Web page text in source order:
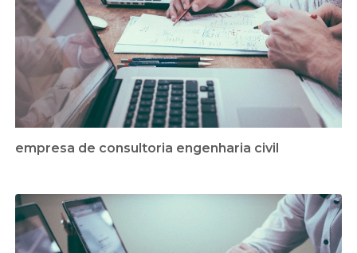
empresa de consultoria engenharia civil